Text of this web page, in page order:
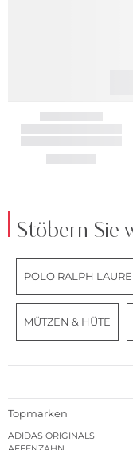
Stöbern Sie
POLO RALPH
MÜTZEN & HÜTE
Topmarken
ADIDAS ORIGINALS